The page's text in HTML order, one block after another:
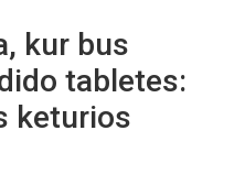
kur bus
tabletes:
keturios